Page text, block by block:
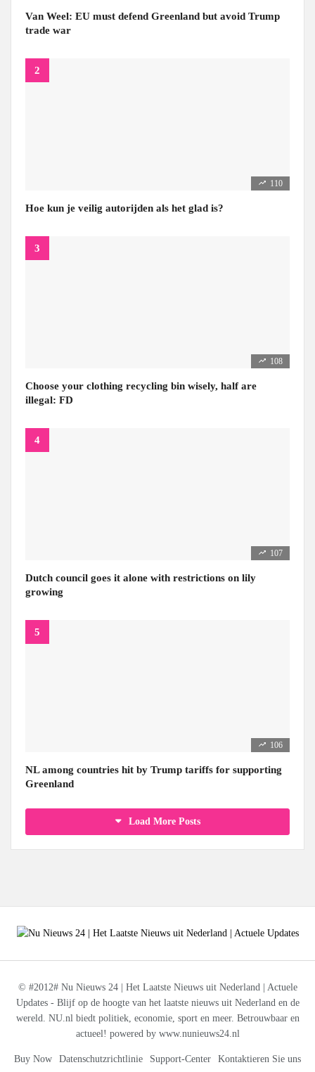
Van Weel: EU must defend Greenland but avoid Trump
trade war
110
Hoe kun je veilig autorijden als het glad is?
108
Choose your clothing recycling bin wisely, half are
illegal: FD
107
Dutch council goes it alone with restrictions on lily
growing
106
NL among countries hit by Trump tariffs for supporting
Greenland
Load More Posts
© #2012# Nu Nieuws 24 | Het Laatste Nieuws uit Nederland | Actuele
Updates - Blijf op de hoogte van het laatste nieuws uit Nederland en de
wereld. NU.nl biedt politiek, economie, sport en meer. Betrouwbaar en
actueel! powered by www.nunieuws24.nl
Buy Now Datenschutzrichtlinie Support-Center Kontaktieren Sie uns